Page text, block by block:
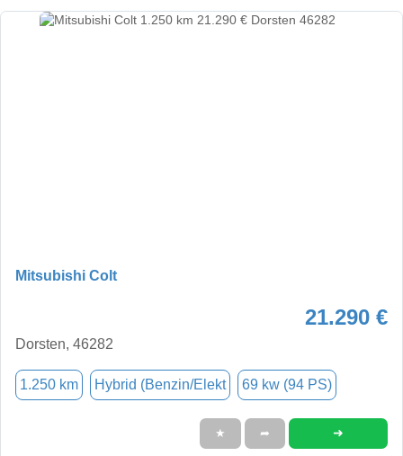
Mitsubishi Colt
21.290 €
Dorsten, 46282
1.250 km Hybrid (Benzin/Elekt 69 kw (94 PS)
★ ➦ ➜